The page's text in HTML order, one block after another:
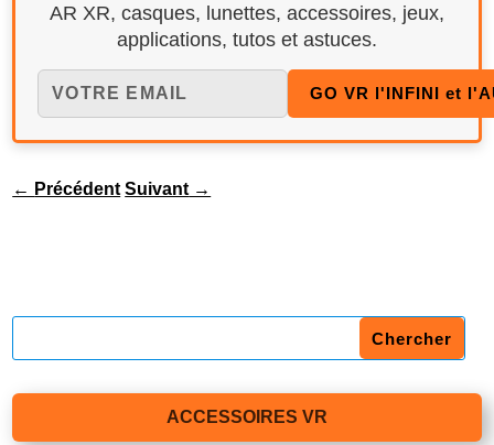
AR XR, casques, lunettes, accessoires, jeux,
applications, tutos et astuces.
← Précédent Suivant →
ACCESSOIRES VR